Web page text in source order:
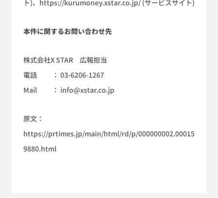
ト)、 https://kurumoney.xstar.co.jp/(サービスサイト)
本件に関するお問い合わせ先
株式会社X STAR 広報担当
電話 ： 03-6206-1267
Mail ： info@xstar.co.jp
原文：
https://prtimes.jp/main/html/rd/p/000000002.00015
9880.html